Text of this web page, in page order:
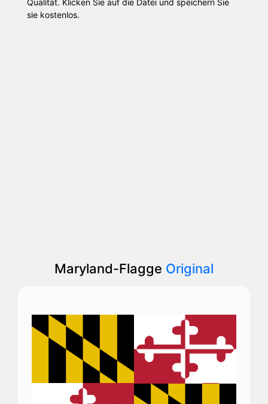
Qualität. Klicken Sie auf die Datei und speichern Sie
sie kostenlos.
Maryland-Flagge Original